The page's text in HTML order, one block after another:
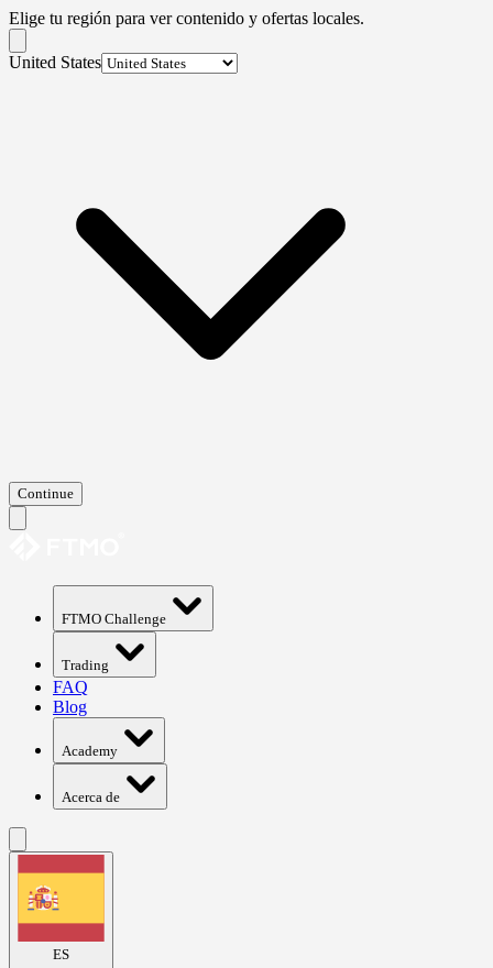
Elige tu región para ver contenido y ofertas locales.
United States
Continue
FTMO Challenge
Trading
FAQ
Blog
Academy
Acerca de
ES